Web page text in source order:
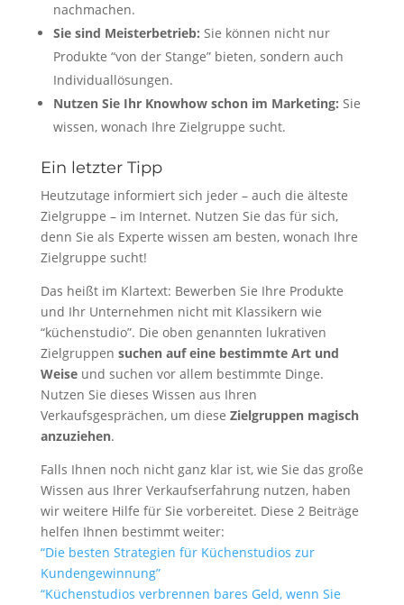
nachmachen.
Sie sind Meisterbetrieb: Sie können nicht nur
Produkte “von der Stange” bieten, sondern auch
Individuallösungen.
Nutzen Sie Ihr Knowhow schon im Marketing: Sie
wissen, wonach Ihre Zielgruppe sucht.
Ein letzter Tipp
Heutzutage informiert sich jeder – auch die älteste
Zielgruppe – im Internet. Nutzen Sie das für sich,
denn Sie als Experte wissen am besten, wonach Ihre
Zielgruppe sucht!
Das heißt im Klartext: Bewerben Sie Ihre Produkte
und Ihr Unternehmen nicht mit Klassikern wie
“küchenstudio”. Die oben genannten lukrativen
Zielgruppen suchen auf eine bestimmte Art und
Weiseund suchen vor allem bestimmte Dinge.
Nutzen Sie dieses Wissen aus Ihren
Verkaufsgesprächen, um diese Zielgruppen magisch
anzuziehen.
Falls Ihnen noch nicht ganz klar ist, wie Sie das große
Wissen aus Ihrer Verkaufserfahrung nutzen, haben
wir weitere Hilfe für Sie vorbereitet. Diese 2 Beiträge
helfen Ihnen bestimmt weiter:
“Die besten Strategien für Küchenstudios zur
Kundengewinnung”
“Küchenstudios verbrennen bares Geld, wenn Sie